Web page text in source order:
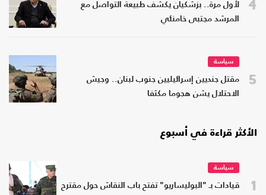
4
لأول مرة.. بزشكيان يكشف طبيعة التواصل مع
المرشد مجتبى خامنئي
5
سياسة
مقتل جنديين إسرائيليين جنوب لبنان.. وجيش
الاحتلال يشن هجوما مكثفا
الأكثر قراءة في أسبوع
1
سياسة
قيادات بـ "البوليساريو" تفتح باب النقاش حول مقترح